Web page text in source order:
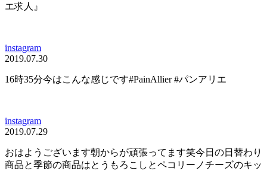
エ求人』
instagram
2019.07.30
16時35分今はこんな感じです#PainAllier #パンアリエ
instagram
2019.07.29
おはようございます朝から️が頑張ってます笑今日の日替わり
商品と季節の商品はとうもろこしとペコリーノチーズのキッ